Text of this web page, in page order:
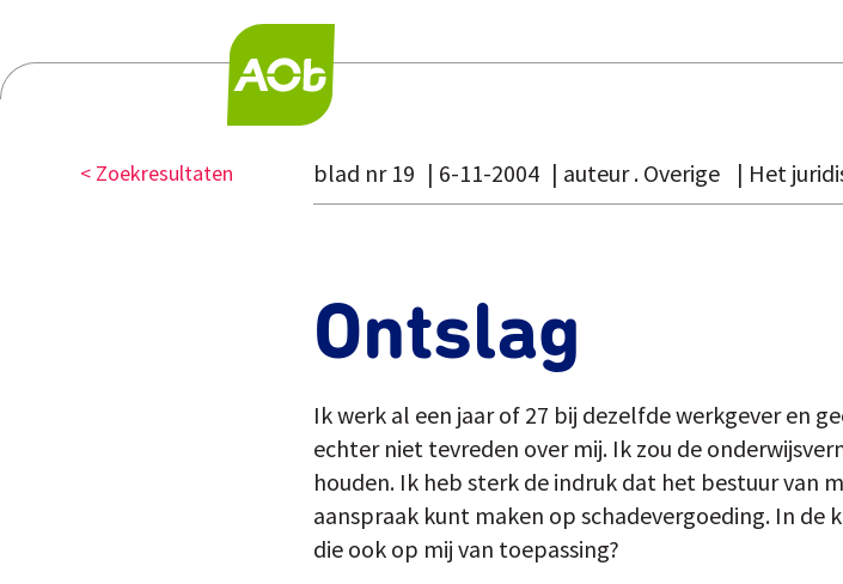
< Zoekresultaten blad nr 19 6-11-2004 auteur . Overige Het
Ontslag
Ik werk al een jaar of 27 bij dezelfde werkgever en
echter niet tevreden over mij. Ik zou de
houden. Ik heb sterk de indruk dat het bestuur van
aanspraak kunt maken op schadevergoeding. In
die ook op mij van toepassing?